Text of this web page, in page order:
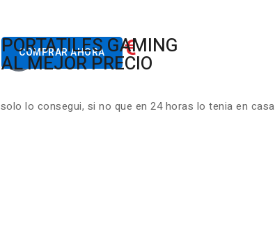
Desde822.00€
COMPRAR AHORA
PORTATILES GAMING
AL MEJOR PRECIO
lo consegui, si no que en 24 horas lo tenia en casa